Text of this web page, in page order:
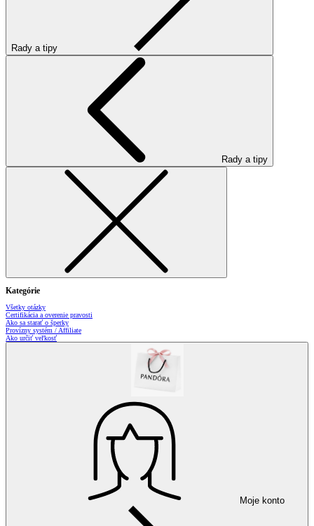
Rady a tipy
Rady a tipy
Kategórie
Všetky otázky
Certifikácia a overenie pravosti
Ako sa starať o šperky
Provízny systém / Affiliate
Ako určiť veľkosť
Moje konto